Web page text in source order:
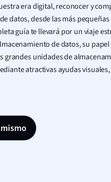
era digital, reconocer y
datos, desde las más
guía te llevará por un viaje
de datos, su
grandes unidades de
atractivas ayudas